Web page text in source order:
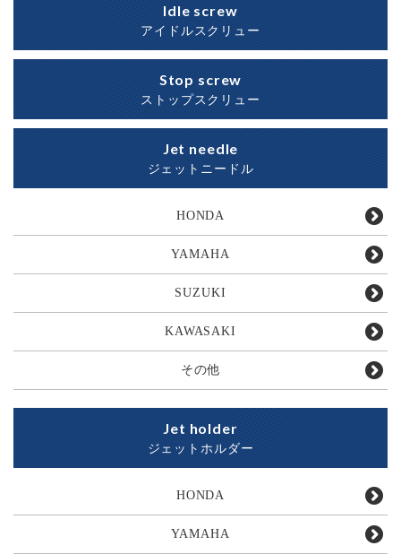
Idle screw
アイドルスクリュー
Stop screw
ストップスクリュー
Jet needle
ジェットニードル
HONDA
YAMAHA
SUZUKI
KAWASAKI
その他
Jet holder
ジェットホルダー
HONDA
YAMAHA